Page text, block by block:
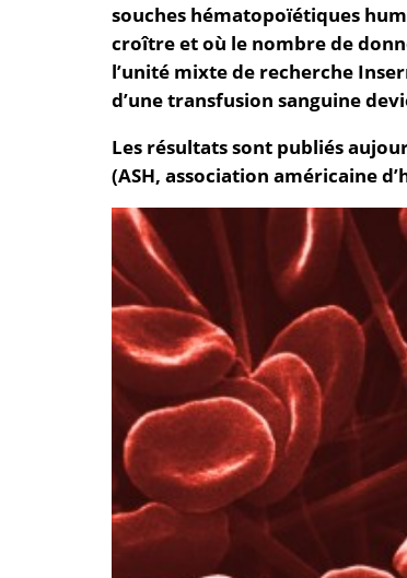
souches hématopoïétiques
croître et où le nombre de
l’unité mixte de recherche
d’une transfusion sanguine
Les résultats sont publiés
(ASH, association américaine